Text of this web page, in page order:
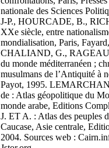
nationale des Sciences
J-P., HOURCADE, B.,
XXe siècle, entre
mondialisation, Paris,
CHALIAND, G., RAGEAU,
du monde méditerranéen ;
musulmans de l’Antiquité à
Payot, 1995.
de : Atlas géopolitique du
monde arabe, Editions
J. ET A. : Atlas des peuples
Caucase, Asie centrale,
2004. Sources web :